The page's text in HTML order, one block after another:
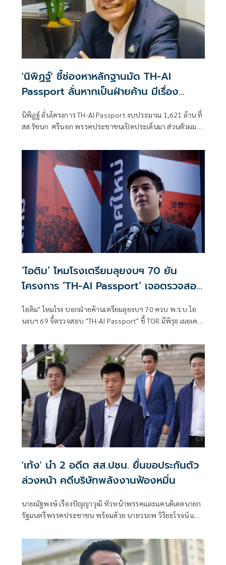
'นิพิฏฐ์' ชี้ช่องหาหลักฐานมัด TH-AI
Passport ลั่นหากเป็นฝ่ายค้าน มีเรื่อง
ซักฟอกรัฐบาลอื้อ
นิพิฎฐ์ ลั่นโครงการ TH-AI Passport งบประมาณ 1,621 ล้าน ที่
สส.รัชนก ศรีนอก พรรคประชาชนเปิดประเด็นมา ส่วนตัวผมใน
‘ไอติม’ โหมโรงเตรียมลุยงบฯ 70 ยัน
โครงการ ‘TH-AI Passport’ เจอตรวจสอบ
ไอติม" โหมโรง บอกฝ่ายค้านเตรียมลุยงบฯ 70 ควบ พ.ร.บ.โอ
นงบฯ 69 จี้ตรวจสอบ "TH-AI Passport" ชี้ TOR มีพิรุธ เผยเคย
ยังดันต่อ ชม "อ.เชน" รับไม้ต่อแล้วรื้อ TOR อุดรอยรั่ว ยอมรับ
ซักฟอกรอบนี้ไม่ทัน ขอคุยพรรคร่วมฝ่ายค้านก่อน
'เท้ง' นำ 2 อดีต สส.ปชน. ยื่นขอประกันตัว
ล่วงหน้า คดีบริษัทพลังงานฟ้องหมิ่น
นายณัฐพงษ์ เรืองปัญญาวุฒิ หัวหน้าพรรคและแคนดิเดตนายก
รัฐมนตรีพรรคประชาชน พร้อมด้วย นายวรภพ วิริยะโรจน์ และ
เดินทางไปยื่นประกันตัวต่อศาลอาญา จากกรณีการแถลงข่าวตั้ง
ข้อสังเกตต่อโครงการจัดซื้อพลังงานไฟฟ้าหมุนเวียนของ